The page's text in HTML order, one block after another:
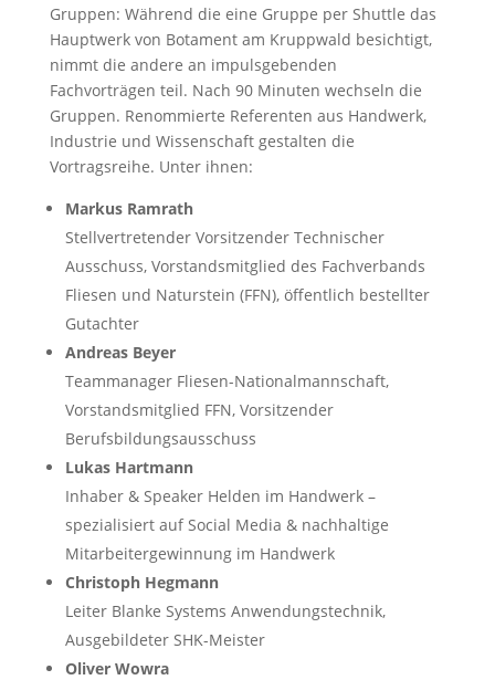
Gruppen: Während die eine Gruppe per Shuttle das
Hauptwerk von Botament am Kruppwald besichtigt,
nimmt die andere an impulsgebenden
Fachvorträgen teil. Nach 90 Minuten wechseln die
Gruppen. Renommierte Referenten aus Handwerk,
Industrie und Wissenschaft gestalten die
Vortragsreihe. Unter ihnen:
Markus Ramrath
Stellvertretender Vorsitzender Technischer
Ausschuss, Vorstandsmitglied des Fachverbands
Fliesen und Naturstein (FFN), öffentlich bestellter
Gutachter
Andreas Beyer
Teammanager Fliesen-Nationalmannschaft,
Vorstandsmitglied FFN, Vorsitzender
Berufsbildungsausschuss
Lukas Hartmann
Inhaber & Speaker Helden im Handwerk –
spezialisiert auf Social Media & nachhaltige
Mitarbeitergewinnung im Handwerk
Christoph Hegmann
Leiter Blanke Systems Anwendungstechnik,
Ausgebildeter SHK-Meister
Oliver Wowra